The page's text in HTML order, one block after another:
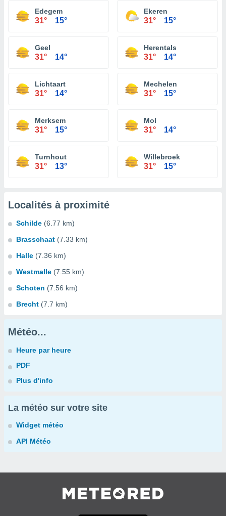
Edegem
31° 15°
Ekeren
31° 15°
Geel
31° 14°
Herentals
31° 14°
Lichtaart
31° 14°
Mechelen
31° 15°
Merksem
31° 15°
Mol
31° 14°
Turnhout
31° 13°
Willebroek
31° 15°
Localités à proximité
Schilde (6.77 km)
Brasschaat (7.33 km)
Halle (7.36 km)
Westmalle (7.55 km)
Schoten (7.56 km)
Brecht (7.7 km)
Météo...
Heure par heure
PDF
Plus d'info
La météo sur votre site
Widget météo
API Météo